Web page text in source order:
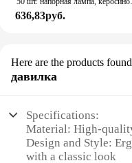
636,83руб.
Here are the products
давилка
Specifications:
Material: High-
Design and Style:
with a classic look